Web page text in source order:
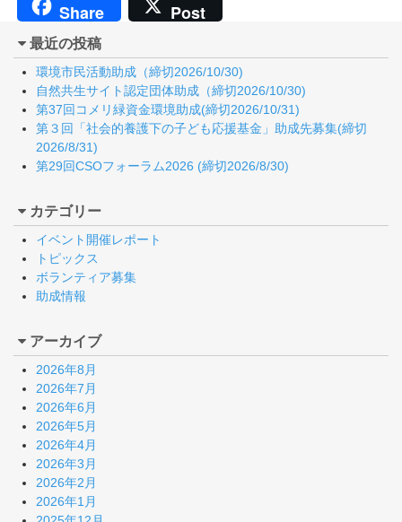
Share Post
最近の投稿
環境市民活動助成（締切2026/10/30)
自然共生サイト認定団体助成（締切2026/10/30)
第37回コメリ緑資金環境助成(締切2026/10/31)
第３回「社会的養護下の子ども応援基金」助成先募集(締切
2026/8/31)
第29回CSOフォーラム2026 (締切2026/8/30)
カテゴリー
イベント開催レポート
トピックス
ボランティア募集
助成情報
アーカイブ
2026年8月
2026年7月
2026年6月
2026年5月
2026年4月
2026年3月
2026年2月
2026年1月